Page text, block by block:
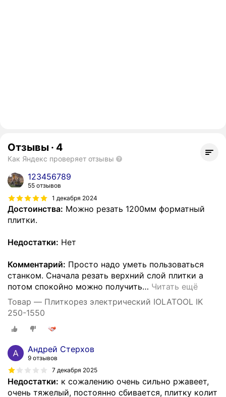
Отзывы · 4
Как Яндекс проверяет отзывы
123456789
55 отзывов
1 декабря 2024
Достоинства: Можно резать 1200мм форматный
плитки.
Недостатки: Нет
Комментарий: Просто надо уметь пользоваться
станком. Сначала резать верхний слой плитки а
потом спокойно можно получить… Читать ещё
Товар — Плиткорез электрический IOLATOOL IK
250-1550
Андрей Стерхов
9 отзывов
7 декабря 2025
Недостатки: к сожалению очень сильно ржавеет,
очень тяжелый, постоянно сбивается, плитку колит